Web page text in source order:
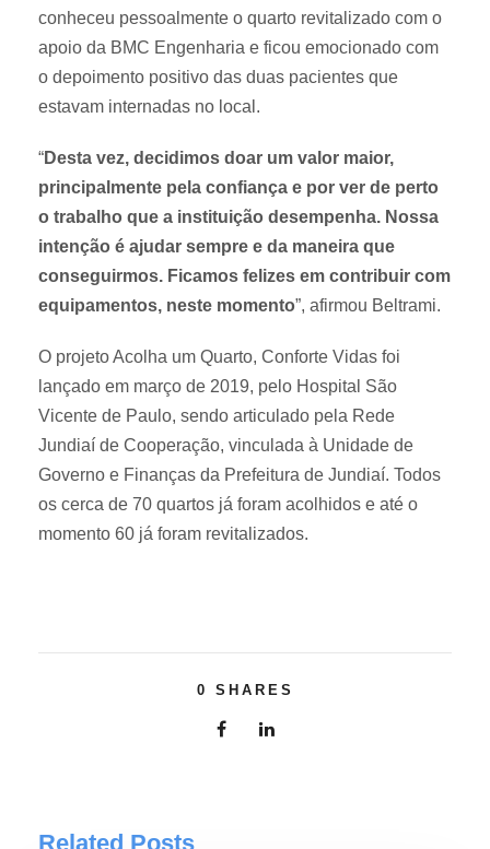
conheceu pessoalmente o quarto revitalizado com o
apoio da BMC Engenharia e ficou emocionado com
o depoimento positivo das duas pacientes que
estavam internadas no local.
“Desta vez, decidimos doar um valor maior,
principalmente pela confiança e por ver de perto
o trabalho que a instituição desempenha. Nossa
intenção é ajudar sempre e da maneira que
conseguirmos. Ficamos felizes em contribuir com
equipamentos, neste momento”, afirmou Beltrami.
O projeto Acolha um Quarto, Conforte Vidas foi
lançado em março de 2019, pelo Hospital São
Vicente de Paulo, sendo articulado pela Rede
Jundiaí de Cooperação, vinculada à Unidade de
Governo e Finanças da Prefeitura de Jundiaí. Todos
os cerca de 70 quartos já foram acolhidos e até o
momento 60 já foram revitalizados.
0 SHARES
Related Posts